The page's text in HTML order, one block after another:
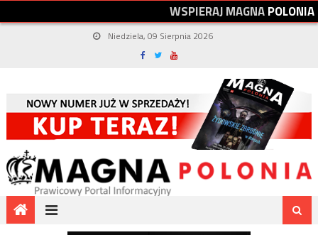
WSPIERAJMAGNAPOLONIA
Niedziela, 09 Sierpnia 2026